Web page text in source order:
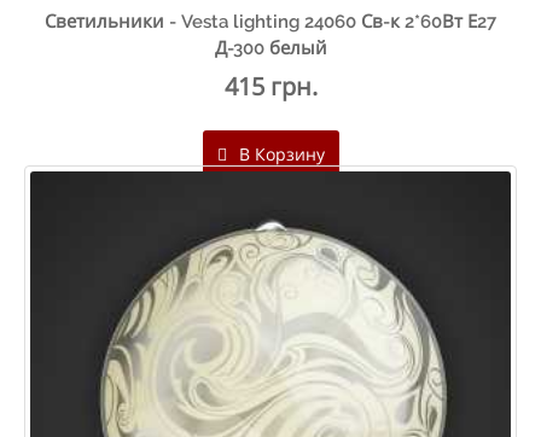
Светильники - Vesta lighting 24060 Св-к 2*60Вт Е27
Д-300 белый
415 грн.
В Корзину